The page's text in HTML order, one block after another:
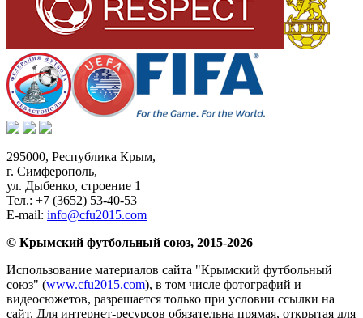
295000, Республика Крым,
г. Симферополь,
ул. Дыбенко, строение 1
Тел.: +7 (3652) 53-40-53
E-mail: info@cfu2015.com
© Крымский футбольный союз, 2015-2026
Использование материалов сайта "Крымский футбольный
союз" (www.cfu2015.com), в том числе фотографий и
видеосюжетов, разрешается только при условии ссылки на
сайт. Для интернет-ресурсов обязательна прямая, открытая для